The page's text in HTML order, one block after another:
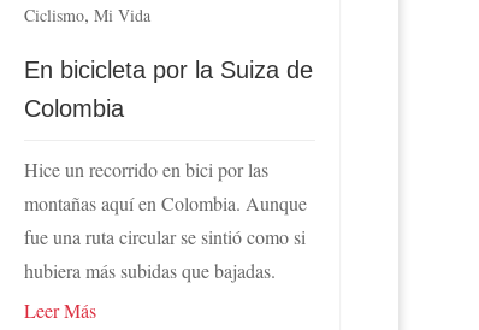
Ciclismo, Mi Vida
En bicicleta por la Suiza de
Colombia
Hice un recorrido en bici por las
montañas aquí en Colombia. Aunque
fue una ruta circular se sintió como si
hubiera más subidas que bajadas.
Leer Más